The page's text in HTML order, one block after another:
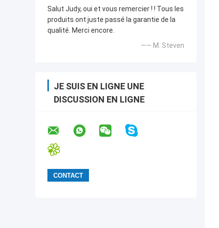
Salut Judy, oui et vous remercier ! ! Tous les
produits ont juste passé la garantie de la
qualité. Merci encore.
—— M. Steven
JE SUIS EN LIGNE UNE
DISCUSSION EN LIGNE